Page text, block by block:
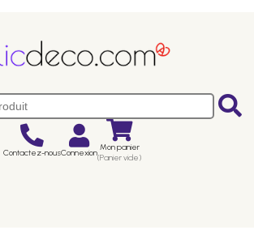
Contactez-nousConnexion Mon panier
(Panier vide)